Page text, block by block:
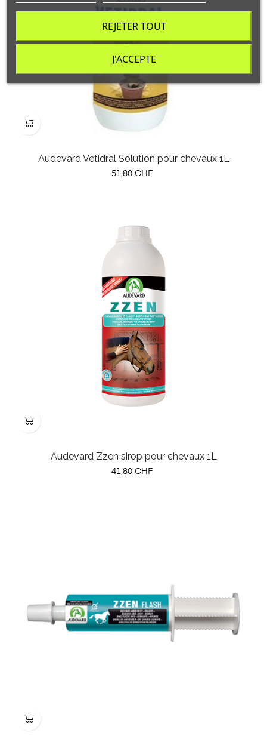
Audevard Vetidral Solution pour chevaux 1L
Prix
51,80 CHF
Audevard Zzen sirop pour chevaux 1L
Prix
41,80 CHF
REJETER TOUT
J'ACCEPTE